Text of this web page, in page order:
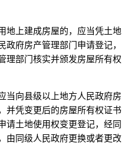
地上建成房屋的，应当凭土地
府房产管理部门申请登记，
理部门核实并颁发房屋所有权
当向县级以上地方人民政府房
并凭变更后的房屋所有权证书
请土地使用权变更登记，经同
由同级人民政府更换或者更改